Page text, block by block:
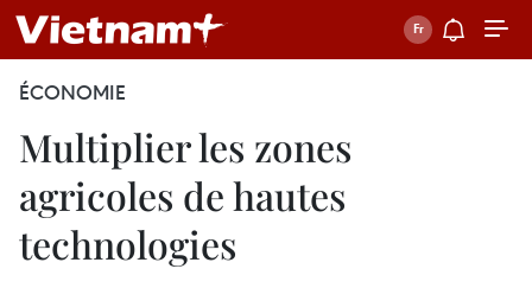
ÉCONOMIE
Multiplier les zones
agricoles de hautes
technologies